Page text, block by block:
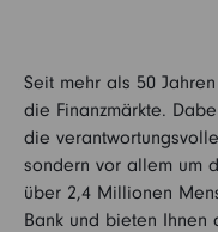
Seit mehr als 50
die Finanzmärkte.
die
sondern vor allem um
über 2,4 Millionen
Bank und bieten Ihnen